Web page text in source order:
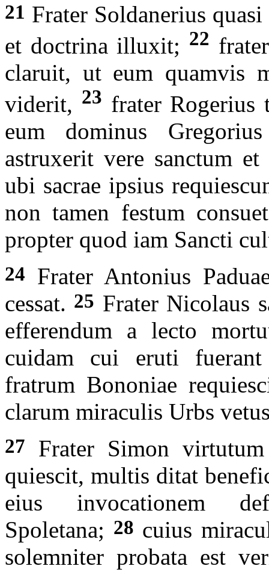
21 Frater Soldanerius
et doctrina illuxit; 22
claruit, ut eum quamvis
viderit, 23 frater Rogerius
eum dominus
astruxerit vere sanctum
ubi sacrae ipsius
non tamen festum
propter quod iam Sancti
24
Frater Antonius
cessat. 25 Frater Nicolaus
efferendum a lecto
cuidam cui eruti
fratrum Bononiae
clarum miraculis Urbs
27
Frater Simon
quiescit, multis ditat
eius invocationem
Spoletana; 28 cuius
solemniter probata est